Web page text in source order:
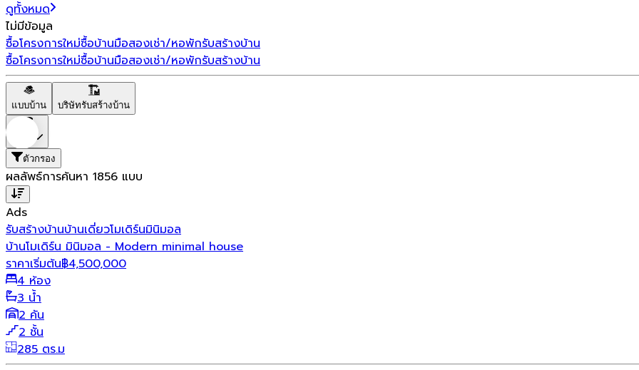
ดูทั้งหมด
ไม่มีข้อมูล
ซื้อโครงการใหม่ซื้อบ้านมือสองเช่า/หอพักรับสร้างบ้าน
ซื้อโครงการใหม่ซื้อบ้านมือสองเช่า/หอพักรับสร้างบ้าน
แบบบ้าน บริษัทรับสร้างบ้าน
ตัวกรอง
ผลลัพธ์การค้นหา 1856 แบบ
Ads
รับสร้างบ้านบ้านเดี่ยวโมเดิร์นมินิมอล
บ้านโมเดิร์น มินิมอล - Modern minimal house
ราคาเริ่มต้น฿4,500,000
4 ห้อง
3 น้ำ
2 คัน
2 ชั้น
285 ตร.ม